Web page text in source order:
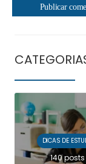
DICAS DE
140 posts